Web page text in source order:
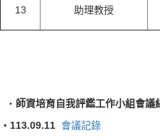
13 助理教授
‧ 師資培育自我評鑑工作小組會議
・113.09.11 會議記錄